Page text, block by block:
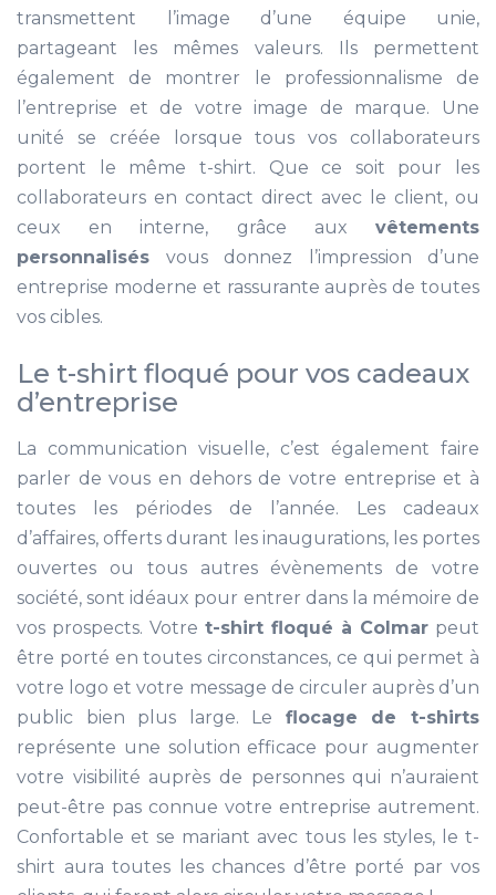
transmettent l’image d’une équipe unie,
partageant les mêmes valeurs. Ils permettent
également de montrer le professionnalisme de
l’entreprise et de votre image de marque. Une
unité se créée lorsque tous vos collaborateurs
portent le même t-shirt. Que ce soit pour les
collaborateurs en contact direct avec le client, ou
ceux en interne, grâce aux vêtements
personnalisés vous donnez l’impression d’une
entreprise moderne et rassurante auprès de toutes
vos cibles.
Le t-shirt floqué pour vos cadeaux
d’entreprise
La communication visuelle, c’est également faire
parler de vous en dehors de votre entreprise et à
toutes les périodes de l’année. Les cadeaux
d’affaires, offerts durant les inaugurations, les portes
ouvertes ou tous autres évènements de votre
société, sont idéaux pour entrer dans la mémoire de
vos prospects. Votre t-shirt floqué à Colmar peut
être porté en toutes circonstances, ce qui permet à
votre logo et votre message de circuler auprès d’un
public bien plus large. Le flocage de t-shirts
représente une solution efficace pour augmenter
votre visibilité auprès de personnes qui n’auraient
peut-être pas connue votre entreprise autrement.
Confortable et se mariant avec tous les styles, le t-
shirt aura toutes les chances d’être porté par vos